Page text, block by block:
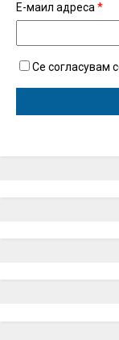
Е-маил адреса *
Се согласувам